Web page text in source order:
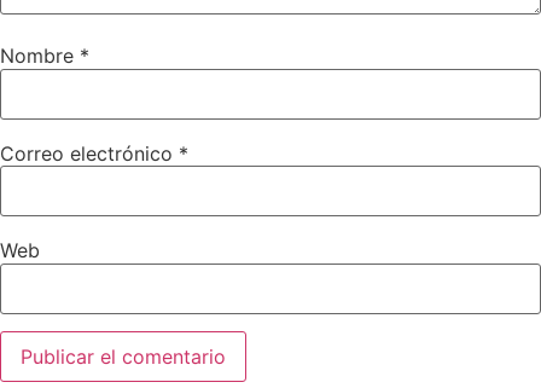
Nombre *
Correo electrónico *
Web